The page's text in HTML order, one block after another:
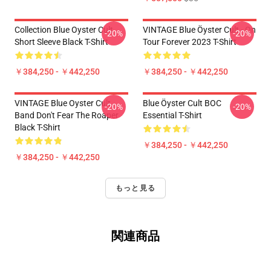
Collection Blue Oyster Cult
Short Sleeve Black T-Shirt
￥384,250 - ￥442,250
-20%
VINTAGE Blue Öyster Cult - On
Tour Forever 2023 T-Shirt
￥384,250 - ￥442,250
-20%
VINTAGE Blue Oyster Cult
Band Don't Fear The Roaper
Black T-Shirt
￥384,250 - ￥442,250
-20%
Blue Öyster Cult BOC
Essential T-Shirt
￥384,250 - ￥442,250
-20%
もっと見る
関連商品